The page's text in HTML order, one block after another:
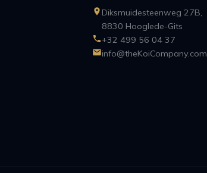
Diksmuidesteenweg 27B,
8830 Hooglede-Gits
+32 499 56 04 37
info@theKoiCompany.com